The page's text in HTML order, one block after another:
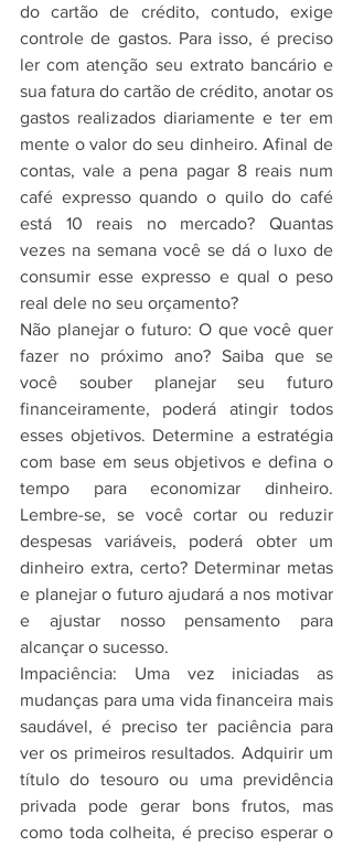
do cartão de crédito, contudo, exige
controle de gastos. Para isso, é preciso
ler com atenção seu extrato bancário e
sua fatura do cartão de crédito, anotar os
gastos realizados diariamente e ter em
mente o valor do seu dinheiro. Afinal de
contas, vale a pena pagar 8 reais num
café expresso quando o quilo do café
está 10 reais no mercado? Quantas
vezes na semana você se dá o luxo de
consumir esse expresso e qual o peso
real dele no seu orçamento?
Não planejar o futuro: O que você quer
fazer no próximo ano? Saiba que se
você souber planejar seu futuro
financeiramente, poderá atingir todos
esses objetivos. Determine a estratégia
com base em seus objetivos e defina o
tempo para economizar dinheiro.
Lembre-se, se você cortar ou reduzir
despesas variáveis, poderá obter um
dinheiro extra, certo? Determinar metas
e planejar o futuro ajudará a nos motivar
e ajustar nosso pensamento para
alcançar o sucesso.
Impaciência: Uma vez iniciadas as
mudanças para uma vida financeira mais
saudável, é preciso ter paciência para
ver os primeiros resultados. Adquirir um
título do tesouro ou uma previdência
privada pode gerar bons frutos, mas
como toda colheita, é preciso esperar o